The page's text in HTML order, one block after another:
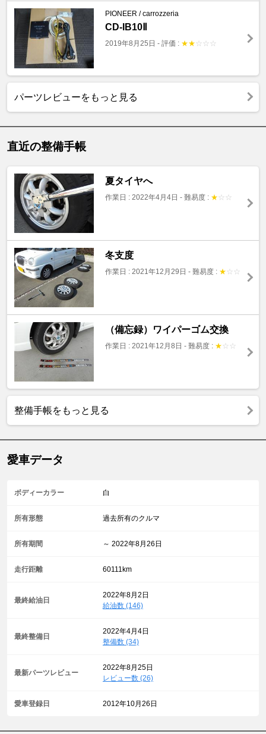
PIONEER / carrozzeria
CD-IB10Ⅱ
2019年8月25日 - 評価 : ★★ ☆ ☆ ☆
パーツレビューをもっと見る
直近の整備手帳
夏タイヤへ
作業日 : 2022年4月4日 - 難易度 : ★ ☆ ☆
冬支度
作業日 : 2021年12月29日 - 難易度 : ★ ☆ ☆
（備忘録）ワイパーゴム交換
作業日 : 2021年12月8日 - 難易度 : ★ ☆ ☆
整備手帳をもっと見る
愛車データ
ボディーカラー 白
所有形態 過去所有のクルマ
所有期間 ～ 2022年8月26日
走行距離 60111km
最終給油日
2022年8月2日
給油数 (146)
最終整備日
2022年4月4日
整備数 (34)
最新パーツレビュー
2022年8月25日
レビュー数 (26)
愛車登録日 2012年10月26日